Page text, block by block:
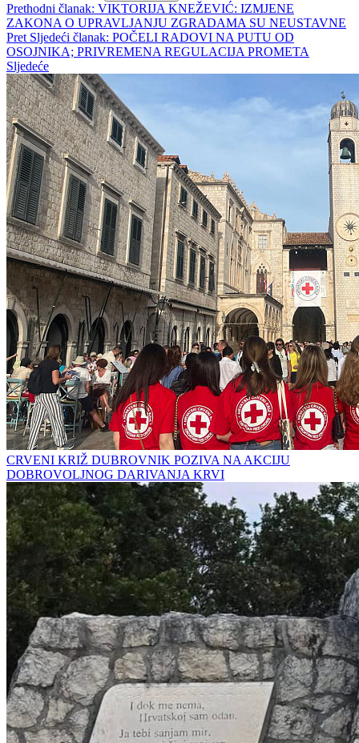
Prethodni članak: VIKTORIJA KNEŽEVIĆ: IZMJENE
ZAKONA O UPRAVLJANJU ZGRADAMA SU NEUSTAVNE
Pret Sljedeći članak: POČELI RADOVI NA PUTU OD
OSOJNIKA; PRIVREMENA REGULACIJA PROMETA
Sljedeće
CRVENI KRIŽ DUBROVNIK POZIVA NA AKCIJU
DOBROVOLJNOG DARIVANJA KRVI